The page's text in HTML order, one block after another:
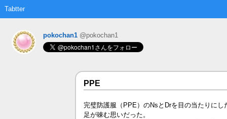
Tabtter
pokochan1 @pokochan1
PPE
完璧防護服（PPE）のNsとDrを目の当たりにし
足が竦む思いだった。